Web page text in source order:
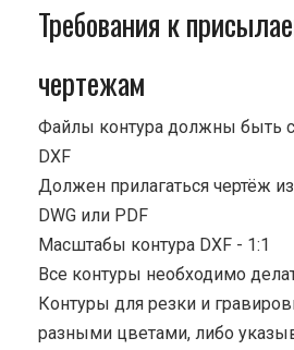
Требования к
чертежам
Файлы контура должны быть
DXF
Должен прилагаться чертёж
DWG или PDF
Масштабы контура DXF - 1:1
Все контуры необходимо
Контуры для резки и
разными цветами, либо